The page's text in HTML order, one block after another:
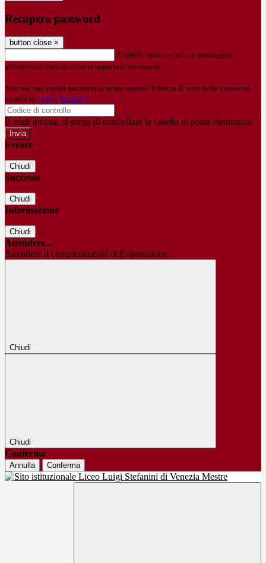
Recupero password
button close ×
E-mail Verrà inviato un messaggio
all'indirizzo indicato con le istruzioni necessarie.
Non hai una e-mail associata al nome utente? Effettua il reset della password
tramite la Login Spaggiari
E-mail inviata, si prega di controllare la casella di posta elettronica!
Errore
Chiudi
Successo
Chiudi
Informazione
Chiudi
Attendere...
Attendere il completamento dell'operazione...
Chiudi
Chiudi
Conferma
Annulla Conferma